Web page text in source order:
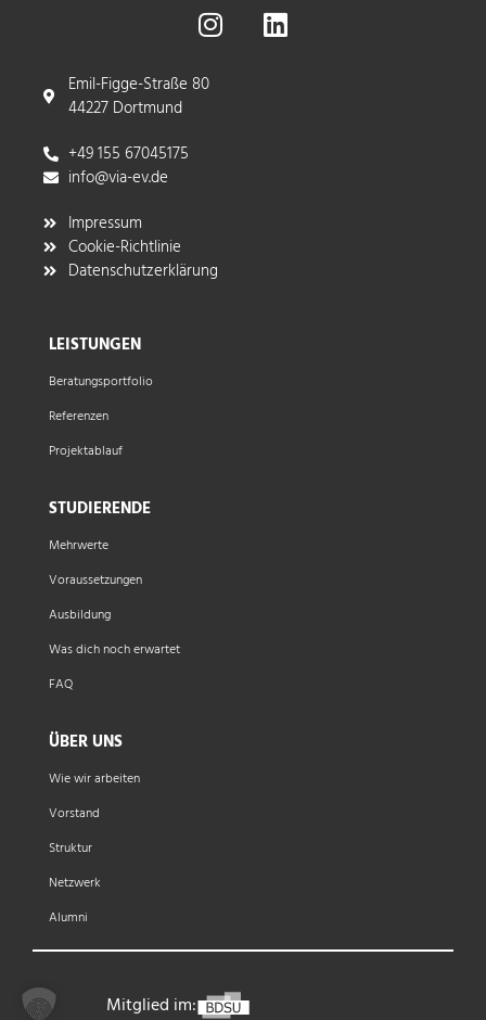
Emil-Figge-Straße 80
44227 Dortmund
+49 155 67045175
info@via-ev.de​
Impressum
Cookie-Richtlinie
Datenschutzerklärung
LEISTUNGEN
Beratungsportfolio
Referenzen
Projektablauf
STUDIERENDE
Mehrwerte
Voraussetzungen
Ausbildung
Was dich noch erwartet
FAQ
ÜBER UNS
Wie wir arbeiten
Vorstand
Struktur
Netzwerk
Alumni
Mitglied im: